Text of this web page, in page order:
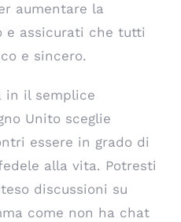
aumentare la
e assicurati che tutti
e sincero.
in il semplice
Unito sceglie
essere in grado di
alla vita. Potresti
discussioni su
come non ha chat